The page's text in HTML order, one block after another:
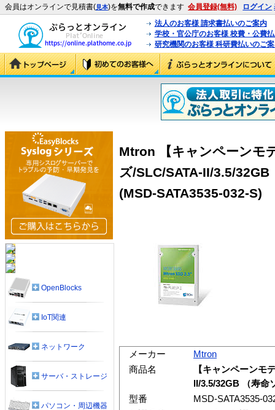
会員はオンラインで見積書(見本)を無料で作成できます 会員登録(無料) ログイン
法人のお客様 請求書払いのご案内
学校・官公庁のお客様 校費・公費
研究機関のお客様 科研費払いのご
Mtron 【キャンペーンモ
ズ/SLC/SATA-II/3.5/
(MSD-SATA3535-032-S)
メーカー
Mtron
商品名
【キャンペーンモ
II/3.5/32GB （寿命
型番
MSD-SATA3535-
OpenBlocks
IoT関連
ネットワーク
サーバ・ストレージ
パソコン・周辺機器